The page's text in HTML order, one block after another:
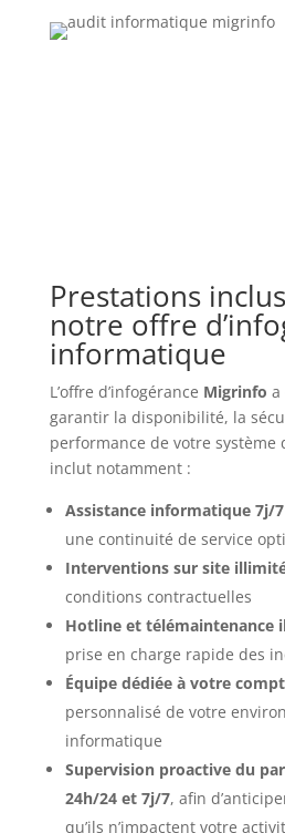
Prestations
notre offre
informatique
L’offre d’infogérance Migrinfo a
garantir la disponibilité, la
performance de votre système
inclut notamment :
Assistance informatique 7j/
une continuité de service
Interventions sur site
conditions contractuelles
Hotline et télémaintenance
prise en charge rapide des
Équipe dédiée à votre
personnalisé de votre
informatique
Supervision proactive du
24h/24 et 7j/7, afin
qu’ils n’impactent votre